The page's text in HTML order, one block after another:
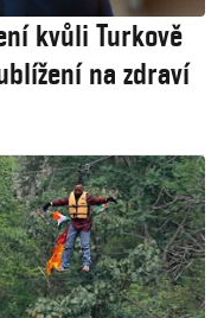
kvůli Turkově
na zdraví